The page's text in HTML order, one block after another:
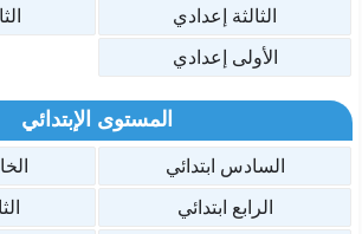
الثالثة إعدادي
الأولى إعدادي
المستوى الإبتدائي
السادس ابتدائي
الرابع ابتدائي